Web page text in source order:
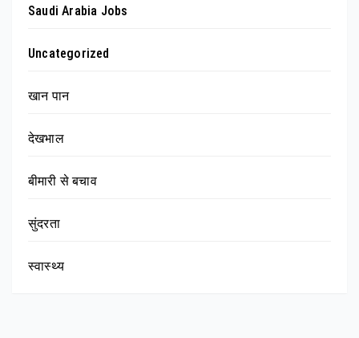
Saudi Arabia Jobs
Uncategorized
खान पान
देखभाल
बीमारी से बचाव
सुंदरता
स्वास्थ्य